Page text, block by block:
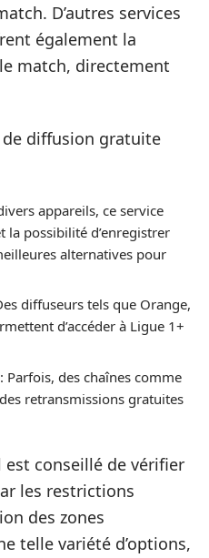
D’autres services
également la
match, directement
diffusion gratuite
appareils, ce service
possibilité d’enregistrer
alternatives pour
diffuseurs tels que Orange,
d’accéder à Ligue 1+
: Parfois, des chaînes comme
retransmissions gratuites
est conseillé de vérifier
les restrictions
des zones
telle variété d’options,